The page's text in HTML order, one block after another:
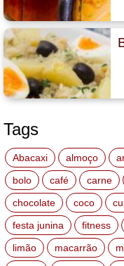
Tags
Abacaxi almoço
bolo
café carne
chocolate
coco
festa junina
fitness
limão
macarrão